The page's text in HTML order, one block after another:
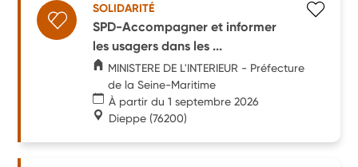
SOLIDARITÉ
SPD-Accompagner et informer
les usagers dans les ...
MINISTERE DE L'INTERIEUR - Préfecture
de la Seine-Maritime
À partir du 1 septembre 2026
Dieppe (76200)